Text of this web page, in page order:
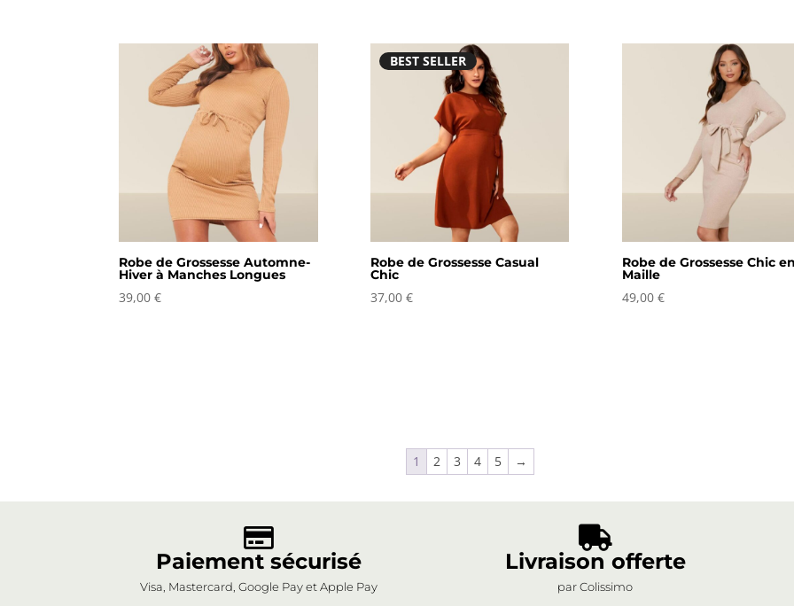
Robe de Grossesse Automne-
Hiver à Manches Longues
39,00€
BEST SELLER
Robe de Grossesse Casual
Chic
37,00 €
Robe de Grossesse Chic
Maille
49,00 €
1 2 3 4 5 →

Paiement sécurisé
Visa, Mastercard, Google Pay et Apple Pay

Livraison offerte
par Colissimo